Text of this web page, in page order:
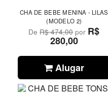
CHA DE BEBE MENINA - LILAS
(MODELO 2)
DeR$ 474,00por R$
280,00
Alugar